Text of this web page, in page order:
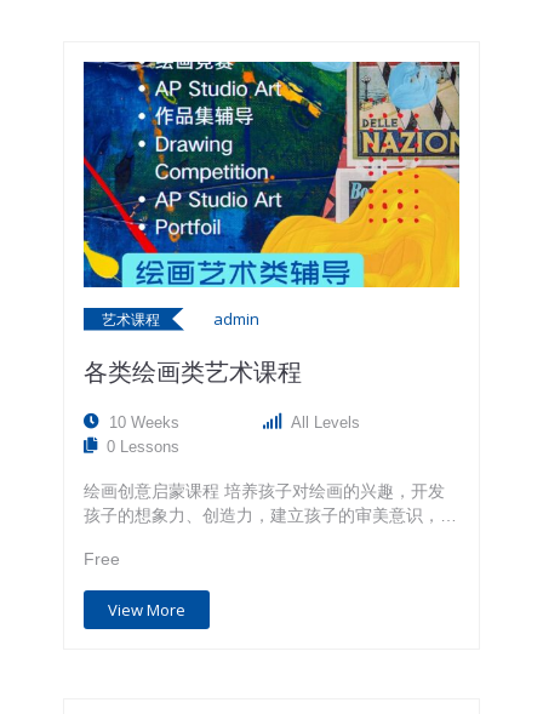
数学学院，这也是北美乃至全世界最大的数学学
院，因滑铁卢大学在数学领域的优良声誉及传统，
以及欧几里德数学竞赛考察标准的严格性和专业
性，该竞赛成绩在加拿大和美国大学中已经得到广
泛认可，被誉为类似加拿大“数学托福”的考试。 滑
铁卢大学国际数学竞赛是一个是面向全世界高中生
的加拿大官方数学竞赛，在国际上具有广泛的影
响。它是由全世界最大的数学学院Waterloo大学数
学系的加拿大数学与计算机教育中心（CEMC）举
办，所以通常叫它Waterloo竞赛。 该竞赛是一个
覆盖7年级至12年级的全系列数学竞赛, 为纪念不
7-8年级叫Gauss竞赛, 9年级叫Pascal和Fryer, 10
年级叫Cayley和Galois等等。该竞赛始于1963
年，迄今已有56年历史，累积有23万多名来自世
界各地的学生参加过该竞赛。 滑铁卢竞赛总共有
数学竞赛；…
艺术课程 admin
各类绘画类艺术课程
10 Weeks
All Levels
0 Lessons
绘画创意启蒙课程 培养孩子对绘画的兴趣，开发
孩子的想象力、创造力，建立孩子的审美意识，通
专业课程 通过学习素描，线描，油画，丙烯，手
绘彩铅等，让学生提升3个方面的能力，即观察
力、造型力和创造力。学校还会帮助学生报名参加
各种绘画比赛。 AP Studio Art 及 作品集辅导课
Free
View More